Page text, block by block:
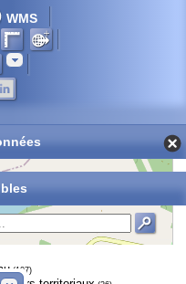
WMS
Adresse
cours...
(107)